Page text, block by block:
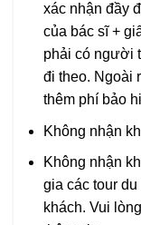
xác nhận đầy
của bác sĩ +
phải có người
đi theo. Ngoài
thêm phí bảo
Không nhận
Không nhận
gia các tour
khách. Vui